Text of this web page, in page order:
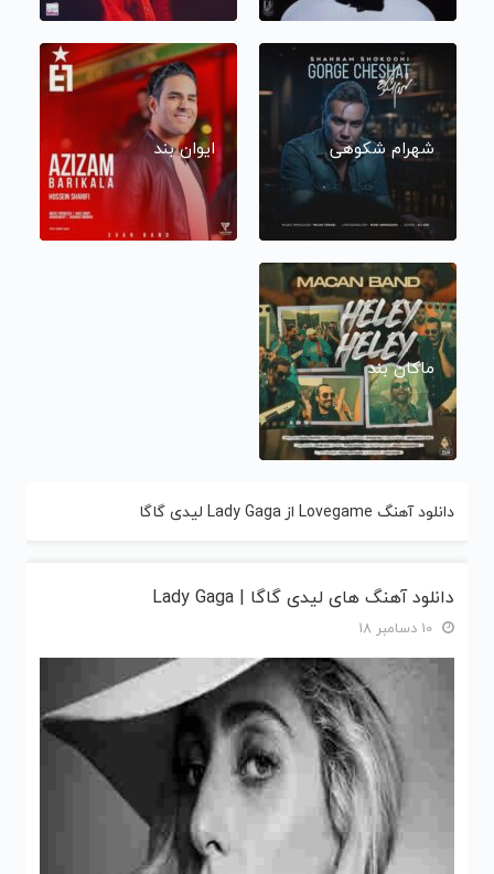
شهرام شکوهی ایوان بند
ماکان بند
دانلود آهنگ Lovegame از Lady Gaga لیدی گاگا
دانلود آهنگ های لیدی گاگا | Lady Gaga